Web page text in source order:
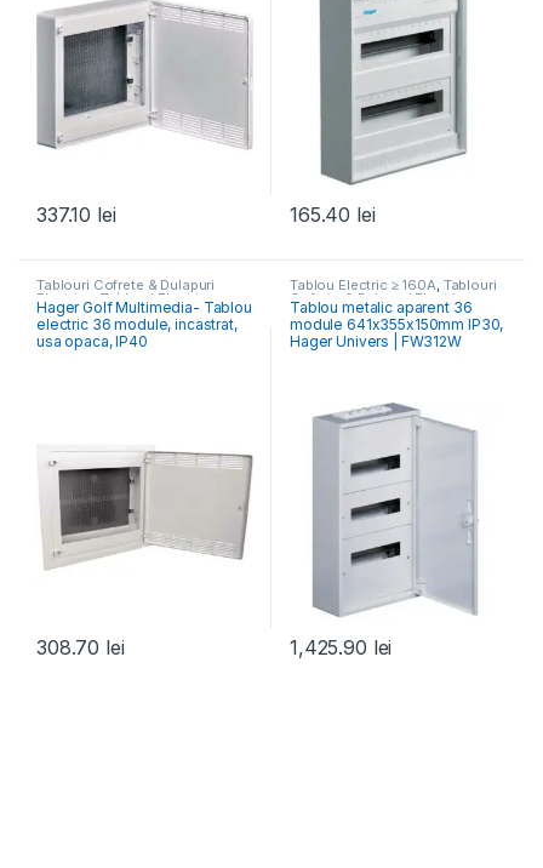
337.10 lei 165.40 lei
Tablouri Cofrete & Dulapuri
Electrice ,Tablouri Electrice
Hibrid & Multimedia
Hager Golf Multimedia- Tablou
electric 36 module, incastrat,
usa opaca, IP40
308.70 lei
Tablou Electric ≥ 160A, Tablouri
Cofrete & Dulapuri Electrice
Tablouri Electrice Comercial &
Industrial
Tablou metalic aparent 36
module 641x355x150mm IP30,
Hager Univers | FW312W
1,425.90 lei